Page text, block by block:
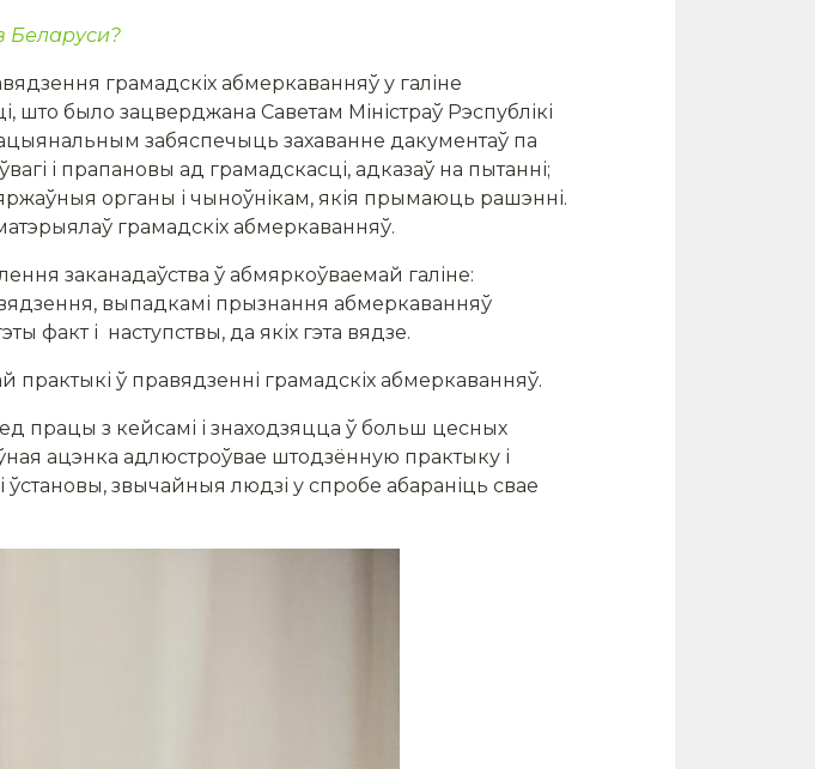
Беларуси?
грамадскіх абмеркаванняў у галіне
што было зацверджана Саветам Міністраў Рэспублікі
забяспечыць захаванне дакументаў па
і прапановы ад грамадскасці, адказаў на пытанні;
органы і чыноўнікам, якія прымаюць рашэнні.
грамадскіх абмеркаванняў.
заканадаўства ў абмяркоўваемай галіне:
выпадкамі прызнання абмеркаванняў
факт і наступствы, да якіх гэта вядзе.
ў правядзенні грамадскіх абмеркаванняў.
працы з кейсамі і знаходзяцца ў больш цесных
ацэнка адлюстроўвае штодзённую практыку і
ўстановы, звычайныя людзі у спробе абараніць свае